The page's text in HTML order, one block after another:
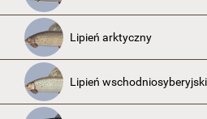
Lipień arktyczny
Lipień wschodniosyberyjski